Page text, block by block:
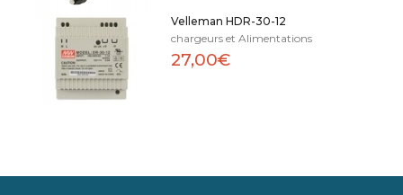
Velleman HDR-30-12
chargeurs et Alimentations
27,00€